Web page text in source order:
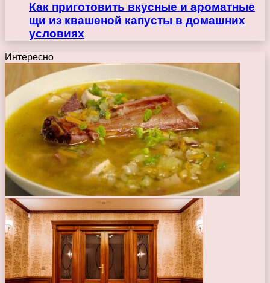
Как приготовить вкусные и ароматные
щи из квашеной капусты в домашних
условиях
Интересно